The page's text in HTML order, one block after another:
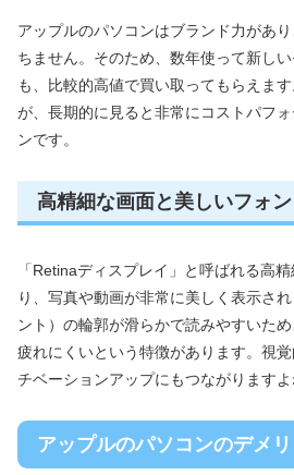
アップルのパソコンはブランド力があ
ちません。そのため、数年使って新し
も、比較的高値で買い取ってもらえま
が、長期的に見ると非常にコストパフ
ンです。
高精細な画面と美しいフォン
「Retinaディスプレイ」と呼ばれる高
り、写真や動画が非常に美しく表示さ
ント）の輪郭が滑らかで読みやすいた
疲れにくいという特徴があります。視
チベーションアップにもつながりますよ
アップルのパソコンのデメリ